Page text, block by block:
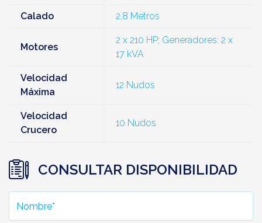
Calado 2,8 Metros
Motores
2 x 210 HP; Generadores: 2 x
17 kVA
Velocidad
Máxima
12 Nudos
Velocidad
Crucero
10 Nudos
CONSULTAR DISPONIBILIDAD